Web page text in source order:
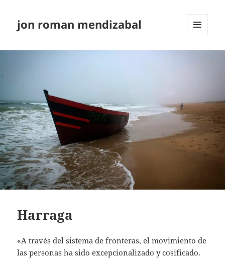
jon roman mendizabal
Harraga
«A través del sistema de fronteras, el movimiento de
las personas ha sido excepcionalizado y cosificado.